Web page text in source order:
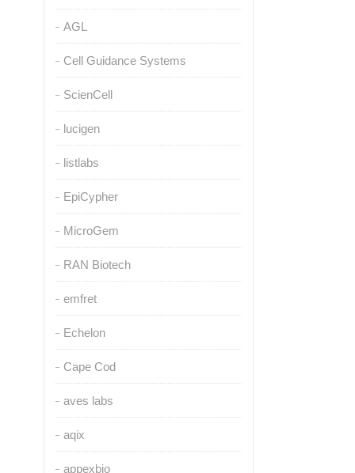
AGL
Cell Guidance Systems
ScienCell
lucigen
listlabs
EpiCypher
MicroGem
RAN Biotech
emfret
Echelon
Cape Cod
aves labs
aqix
appexbio